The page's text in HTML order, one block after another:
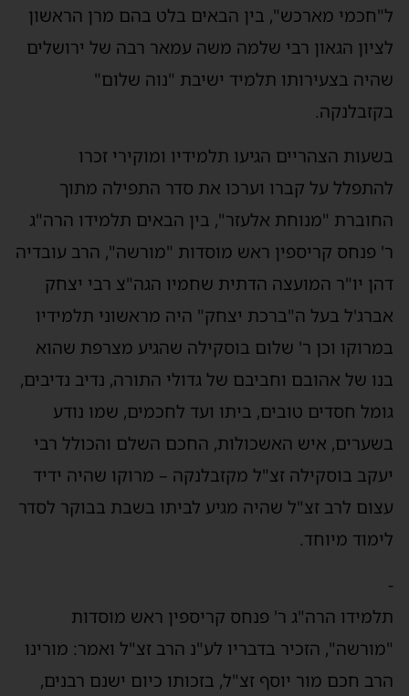
מארכש", בין הבאים בלט בהם מרן הראשון
הגאון רבי שלמה משה עמאר רבה של ירושלים
בצעירותו תלמיד ישיבת "נוה שלום"
הצהריים הגיעו תלמידיו ומוקירי זכרו
על קברו וערכו את סדר התפילה מתוך
"מנוחת אלעזר", בין הבאים תלמידו הרה"ג
פנחס קריספין ראש מוסדות "מורשה", הרב עובדיה
יו"ר המועצה הדתית שחמיו הגה"צ רבי יצחק
בעל ה"ברכת יצחק" היה מראשוני תלמידיו
וכן ר' שלום בוסקילה שהגיע מצרפת שהוא
של אהובם וחביבם של גדולי התורה, נדיב נדיבים,
חסדים טובים, ביתו ועד לחכמים, שמו נודע
איש האשכולות, החכם השלם והכולל רבי
בוסקילה זצ"ל מקזבלנקה – מרוקו שהיה ידיד
לרב זצ"ל שהיה מגיע לביתו בשבת בבוקר לסדר
מיוחד.
הרה"ג ר' פנחס קריספין ראש מוסדות
הזכיר בדבריו לע"נ הרב זצ"ל ואמר: מורינו
חכם מור יוסף זצ"ל, בזכותו כיום ישנם רבנים,